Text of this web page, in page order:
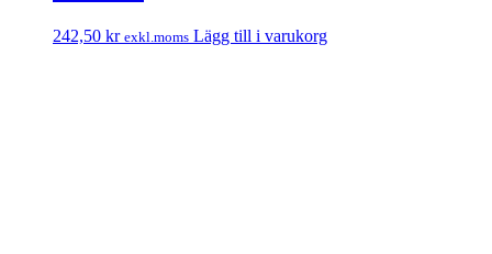
242,50 kr exkl.moms Lägg till i varukorg